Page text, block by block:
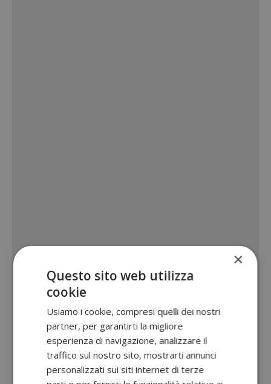
×
Questo sito web utilizza
cookie
Usiamo i cookie, compresi quelli dei nostri
partner, per garantirti la migliore
esperienza di navigazione, analizzare il
traffico sul nostro sito, mostrarti annunci
personalizzati sui siti internet di terze